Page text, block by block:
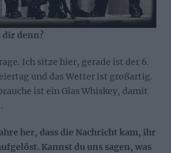
dir denn?
Ich sitze hier, gerade ist der 6.
und das Wetter ist großartig.
ist ein Glas Whiskey, damit
her, dass die Nachricht kam, ihr
Kannst du uns sagen, was